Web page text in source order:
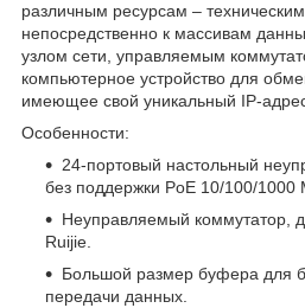
различным ресурсам –
непосредственно к массивам
узлом сети, управляемым
компьютерное устройство для
имеющее свой уникальный IP-
Особенности:
24-портовый настольный
без поддержки PoE 10/100/1000
Неуправляемый коммутатор,
Ruijie.
Большой размер буфера для
передачи данных.